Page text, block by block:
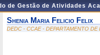
de Gestão de Atividades
Shenia Maria Felicio Felix
DEDC - CCAE - DEPARTAMENTO DE